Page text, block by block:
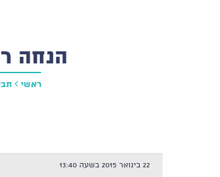
הנחה
ראשי
22 בינואר 2015 בשעה 13:40